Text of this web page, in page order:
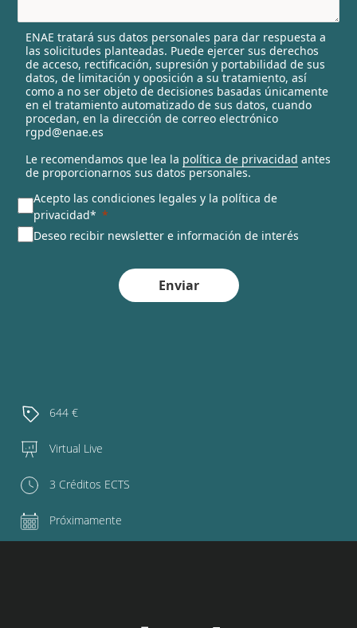
l
e
c
t
e
d
ENAE tratará sus datos personales para dar respuesta a
las solicitudes planteadas. Puede ejercer sus derechos
de acceso, rectificación, supresión y portabilidad de sus
datos, de limitación y oposición a su tratamiento, así
como a no ser objeto de decisiones basadas únicamente
en el tratamiento automatizado de sus datos, cuando
procedan, en la dirección de correo electrónico
rgpd@enae.es
Le recomendamos que lea la política de privacidad antes
de proporcionarnos sus datos personales.
Acepto las condiciones legales y la política de
privacidad*
Deseo recibir newsletter e información de interés
Enviar
644 €
Virtual Live
3 Créditos ECTS
Próximamente